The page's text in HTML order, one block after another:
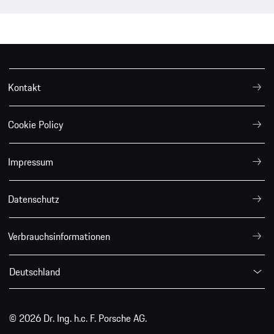
Kontakt
Cookie Policy
Impressum
Datenschutz
Verbrauchsinformationen
Deutschland
© 2026 Dr. Ing. h.c. F. Porsche AG.